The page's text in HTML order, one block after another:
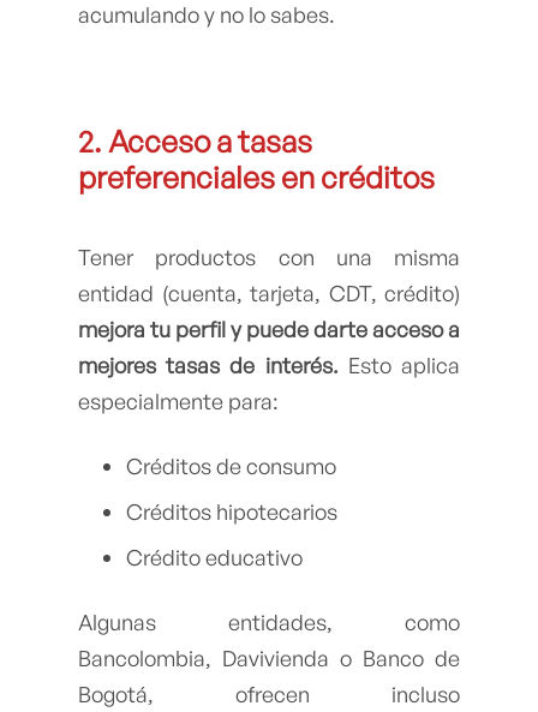
acumulando y no lo sabes.
2. Acceso a tasas
preferenciales en créditos
Tener productos con una misma
entidad (cuenta, tarjeta, CDT, crédito)
mejora tu perfil y puede darte acceso a
mejores tasas de interés. Esto aplica
especialmente para:
Créditos de consumo
Créditos hipotecarios
Crédito educativo
Algunas entidades, como
Bancolombia, Davivienda o Banco de
Bogotá, ofrecen incluso